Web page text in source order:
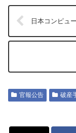
日本コンピュ
官報公告 破産